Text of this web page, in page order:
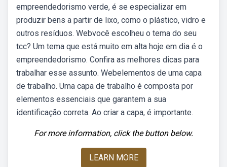
empreendedorismo verde, é se especializar em
produzir bens a partir de lixo, como o plástico, vidro e
outros resíduos. Webvocê escolheu o tema do seu
tcc? Um tema que está muito em alta hoje em dia é o
empreendedorismo. Confira as melhores dicas para
trabalhar esse assunto. Webelementos de uma capa
de trabalho. Uma capa de trabalho é composta por
elementos essenciais que garantem a sua
identificação correta. Ao criar a capa, é importante.
For more information, click the button below.
LEARN MORE